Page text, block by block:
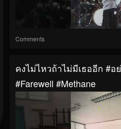
Comments
คงไม่ไหวถ้าไม่มีเธออีก #อ
#farewell #methane